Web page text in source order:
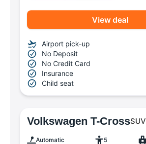
View deal
Airport pick-up
No Deposit
No Credit Card
Insurance
Child seat
Volkswagen T-CrossSUV
Automatic 5